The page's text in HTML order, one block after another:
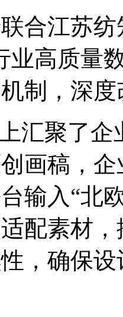
合江苏
行业高质量
制，深
汇聚了企
稿，
台输入“北
配素材
，确